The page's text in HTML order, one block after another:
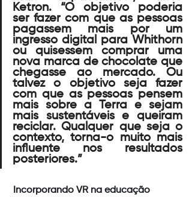
Ketron. “O objetivo poderia
ser fazer com que as pessoas
pagassem mais por um
ingresso digital para Whithorn
ou quisessem comprar uma
nova marca de chocolate que
chegasse ao mercado. Ou
talvez o objetivo seja fazer
com que as pessoas pensem
mais sobre a Terra e sejam
mais sustentáveis ​​e queiram
reciclar. Qualquer que seja o
contexto, torna-o muito mais
influente nos resultados
posteriores.”
Incorporando VR na educação